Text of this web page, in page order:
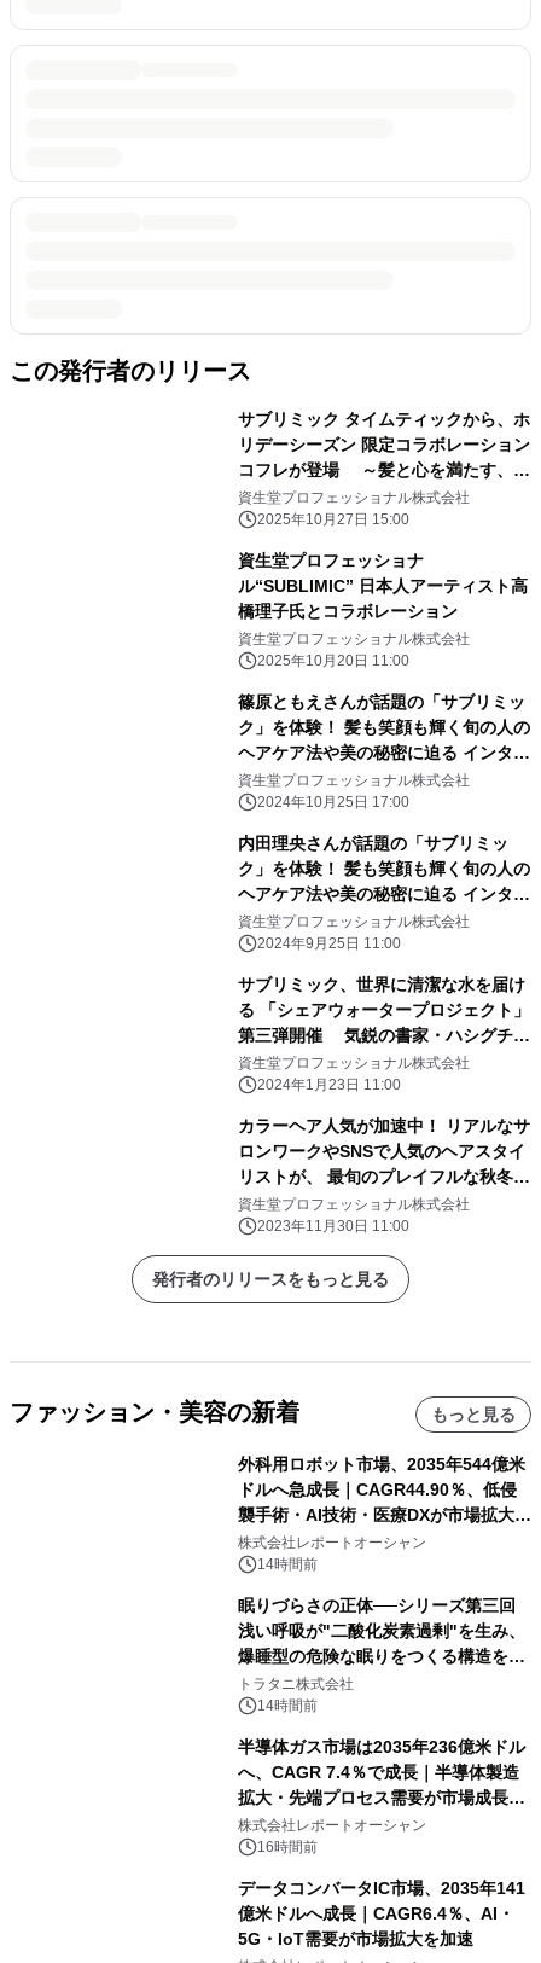
この発行者のリリース
サブリミック タイムティックから、ホ
リデーシーズン 限定コラボレーション
コフレが登場 ～髪と心を満たす、プ
レミアムな贈りもの～
資生堂プロフェッショナル株式会社
2025年10月27日 15:00
資生堂プロフェッショナ
ル“SUBLIMIC” 日本人アーティスト高
橋理子氏とコラボレーション
資生堂プロフェッショナル株式会社
2025年10月20日 11:00
篠原ともえさんが話題の「サブリミッ
ク」を体験！ 髪も笑顔も輝く旬の人の
ヘアケア法や美の秘密に迫る インタビ
ューコンテンツの第4弾を公開
資生堂プロフェッショナル株式会社
2024年10月25日 17:00
内田理央さんが話題の「サブリミッ
ク」を体験！ 髪も笑顔も輝く旬の人の
ヘアケア法や美の秘密に迫る インタビ
ューコンテンツの第3弾を公開
資生堂プロフェッショナル株式会社
2024年9月25日 11:00
サブリミック、世界に清潔な水を届け
る 「シェアウォータープロジェクト」
第三弾開催 気鋭の書家・ハシグチリ
ンタロウとコラボした 限定パッケージ
も3月22日より発売
資生堂プロフェッショナル株式会社
2024年1月23日 11:00
カラーヘア人気が加速中！ リアルなサ
ロンワークやSNSで人気のヘアスタイ
リストが、 最旬のプレイフルな秋冬ト
レンドヘアカラーを提案！ ヘアカラー
を楽しむための ヘアカラー用ヘアオイ
ルプレゼントキャンペーンも同時開
催！
資生堂プロフェッショナル株式会社
2023年11月30日 11:00
発行者のリリースをもっと見る
ファッション・美容の新着 もっと見る
外科用ロボット市場、2035年544億米
ドルへ急成長｜CAGR44.90％、低侵
襲手術・AI技術・医療DXが市場拡大を
牽引
株式会社レポートオーシャン
14時間前
眠りづらさの正体──シリーズ第三回
浅い呼吸が"二酸化炭素過剰"を生み、
爆睡型の危険な眠りをつくる構造を解
説
トラタニ株式会社
14時間前
半導体ガス市場は2035年236億米ドル
へ、CAGR 7.4％で成長｜半導体製造
拡大・先端プロセス需要が市場成長を
加速
株式会社レポートオーシャン
16時間前
データコンバータIC市場、2035年141
億米ドルへ成長｜CAGR6.4％、AI・
5G・IoT需要が市場拡大を加速